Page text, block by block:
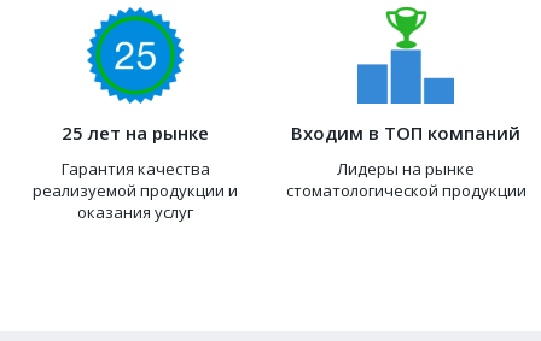
25 лет на рынке
Гарантия качества
реализуемой продукции и
оказания услуг
Входим в ТОП компаний
Лидеры на рынке
стоматологической продукции